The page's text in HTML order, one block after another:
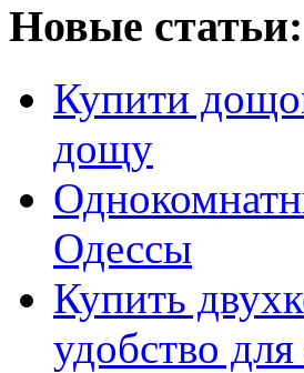
Новые статьи:
Купити
дощу
Одессы
Купить
удобство